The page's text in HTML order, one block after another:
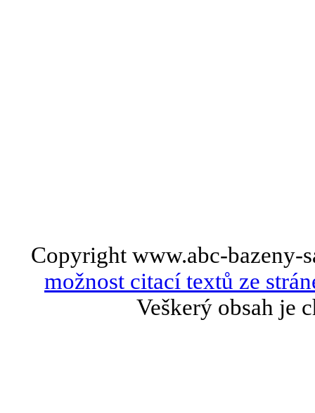
Copyright www.abc-bazeny-
možnost citací textů ze
Veškerý obsah je